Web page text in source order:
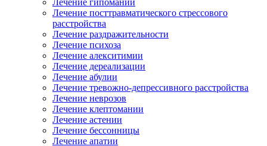
Лечение гипомании
Лечение посттравматического стрессового
расстройства
Лечение раздражительности
Лечение психоза
Лечение алекситимии
Лечение дереализации
Лечение абулии
Лечение тревожно-депрессивного расстройства
Лечение неврозов
Лечение клептомании
Лечение астении
Лечение бессонницы
Лечение апатии